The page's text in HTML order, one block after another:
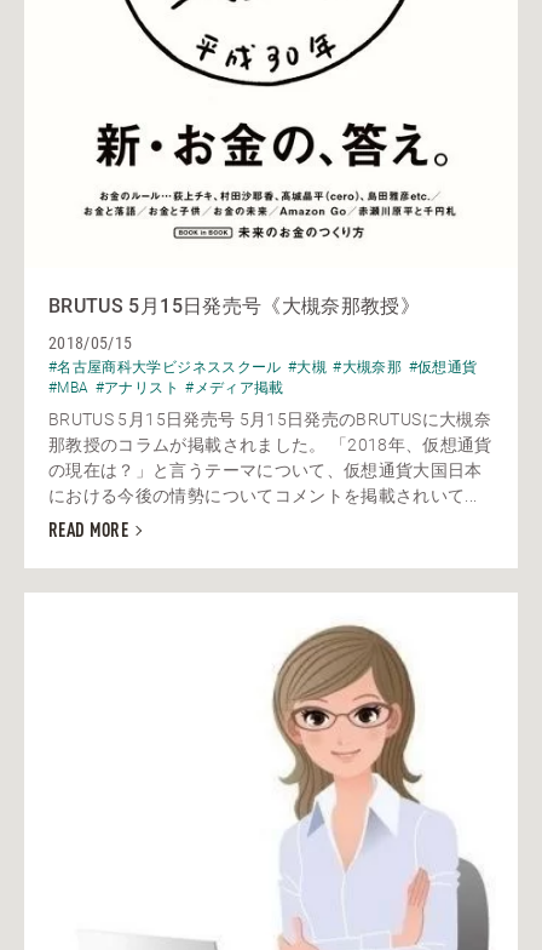
BRUTUS 5月15日発売号《大槻奈那教授》
2018/05/15
#名古屋商科大学ビジネススクール #大槻 #大槻奈那 #仮想通貨
#MBA #アナリスト #メディア掲載
BRUTUS 5月15日発売号 5月15日発売のBRUTUSに大槻奈
那教授のコラムが掲載されました。 「2018年、仮想通貨
の現在は？」と言うテーマについて、仮想通貨大国日本
における今後の情勢についてコメントを掲載されいて...
READ MORE